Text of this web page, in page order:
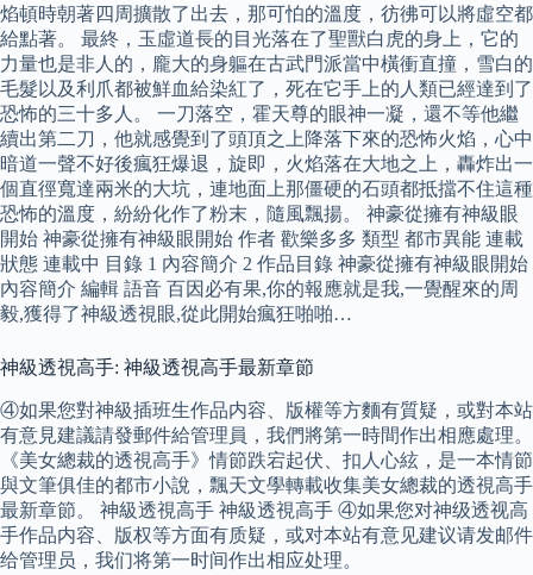
焰頓時朝著四周擴散了出去，那可怕的溫度，彷彿可以將虛空都
給點著。 最終，玉虛道長的目光落在了聖獸白虎的身上，它的
力量也是非人的，龐大的身軀在古武門派當中橫衝直撞，雪白的
毛髮以及利爪都被鮮血給染紅了，死在它手上的人類已經達到了
恐怖的三十多人。 一刀落空，霍天尊的眼神一凝，還不等他繼
續出第二刀，他就感覺到了頭頂之上降落下來的恐怖火焰，心中
暗道一聲不好後瘋狂爆退，旋即，火焰落在大地之上，轟炸出一
個直徑寬達兩米的大坑，連地面上那僵硬的石頭都抵擋不住這種
恐怖的溫度，紛紛化作了粉末，隨風飄揚。 神豪從擁有神級眼
開始 神豪從擁有神級眼開始 作者 歡樂多多 類型 都市異能 連載
狀態 連載中 目錄 1 內容簡介 2 作品目錄 神豪從擁有神級眼開始
內容簡介 編輯 語音 百因必有果,你的報應就是我,一覺醒來的周
毅,獲得了神級透視眼,從此開始瘋狂啪啪…
神級透視高手: 神級透視高手最新章節
④如果您對神級插班生作品内容、版權等方麵有質疑，或對本站
有意見建議請發郵件給管理員，我們將第一時間作出相應處理。
《美女總裁的透視高手》情節跌宕起伏、扣人心絃，是一本情節
與文筆俱佳的都市小說，飄天文學轉載收集美女總裁的透視高手
最新章節。 神級透視高手 神級透視高手 ④如果您对神级透视高
手作品内容、版权等方面有质疑，或对本站有意见建议请发邮件
给管理员，我们将第一时间作出相应处理。